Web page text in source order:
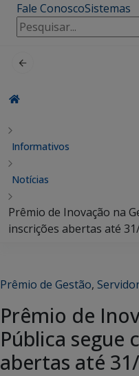
Fale ConoscoSistemas
Pesquisar
por:
Informativos
Notícias
Prêmio de Inovação na
inscrições abertas até
Prêmio de Gestão,
Prêmio de
Pública segue
abertas até